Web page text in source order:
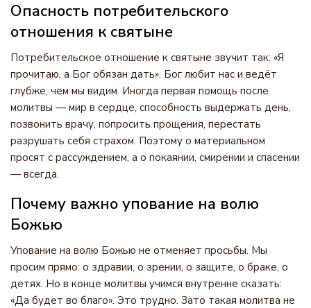
Опасность потребительского
отношения к святыне
Потребительское отношение к святыне звучит так: «Я
прочитаю, а Бог обязан дать». Бог любит нас и ведёт
глубже, чем мы видим. Иногда первая помощь после
молитвы — мир в сердце, способность выдержать день,
позвонить врачу, попросить прощения, перестать
разрушать себя страхом. Поэтому о материальном
просят с рассуждением, а о покаянии, смирении и спасении
— всегда.
Почему важно упование на волю
Божью
Упование на волю Божью не отменяет просьбы. Мы
просим прямо: о здравии, о зрении, о защите, о браке, о
детях. Но в конце молитвы учимся внутренне сказать:
«Да будет во благо». Это трудно. Зато такая молитва не